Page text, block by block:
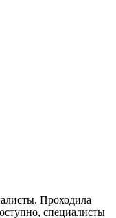
Проходила
специалисты